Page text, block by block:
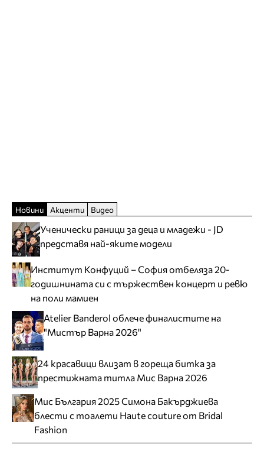
Новини Акценти Видео
Ученически раници за деца и младежи - JD
представя най-яките модели
Институт Конфуций – София отбеляза 20-
годишнината си с тържествен концерт и ревю
на поли мамиен
Atelier Banderol облече финалистите на
"Мистър Варна 2026"
24 красавици влизат в гореща битка за
престижната титла Мис Варна 2026
Мис България 2025 Симона Бакърджиева
блести с тоалети Haute couture от Bridal
Fashion